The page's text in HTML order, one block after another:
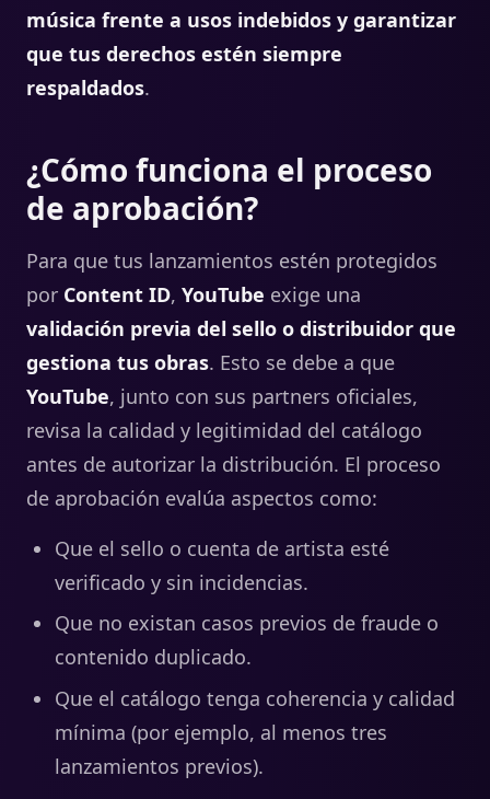
música frente a usos indebidos y garantizar
que tus derechos estén siempre
respaldados.
¿Cómo funciona el proceso
de aprobación?
Para que tus lanzamientos estén protegidos
por Content ID, YouTube exige una
validación previa del sello o distribuidor que
gestiona tus obras. Esto se debe a que
YouTube, junto con sus partners oficiales,
revisa la calidad y legitimidad del catálogo
antes de autorizar la distribución. El proceso
de aprobación evalúa aspectos como:
Que el sello o cuenta de artista esté
verificado y sin incidencias.
Que no existan casos previos de fraude o
contenido duplicado.
Que el catálogo tenga coherencia y calidad
mínima (por ejemplo, al menos tres
lanzamientos previos).